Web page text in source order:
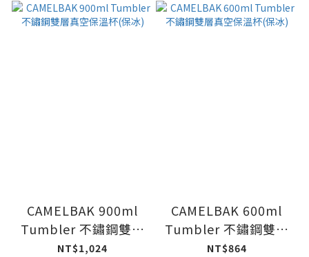
CAMELBAK 900ml
Tumbler 不鏽鋼雙層
真空保溫杯(保冰)
NT$1,024
CAMELBAK 600ml
Tumbler 不鏽鋼雙層
真空保溫杯(保冰)
NT$864